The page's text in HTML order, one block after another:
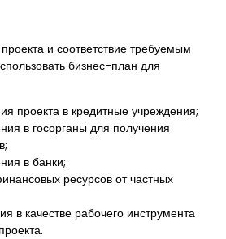
и соответствие требуемым
бизнес-план для
проекта в кредитные учреждения;
в госорганы для получения
в банки;
ресурсов от частных
в качестве рабочего инструмента